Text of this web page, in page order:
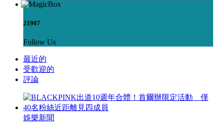
21907
Follow Us
最近的
受歡迎的
評論
娛樂新聞